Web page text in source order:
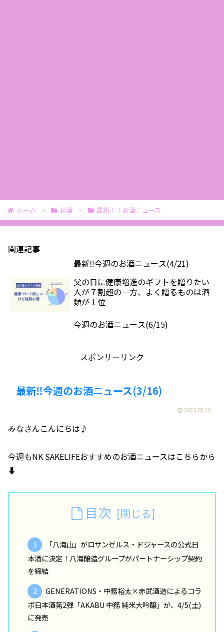
ホーム お酒 最新！！お酒ニュース
関連記事
最新‼️今週のお酒ニュース(4/21)
父の日に健康増進のギフトを贈りたい
人が７割超の一方、よく贈るものは酒
類が１位
今週のお酒ニュース(6/15)
スポンサーリンク
最新‼️今週のお酒ニュース(3/16)
2025.03.23
みなさんこんにちは♪
今週もNK SAKELIFEおすすめのお酒ニュースはこちらから
⬇️
目次
「八海山」がロサンゼルス・ドジャースの公式日
本酒に決定！八海醸造グループがパートナーシップ契約
を締結
GENERATIONS・中務裕太×赤武酒造によるコラ
ボ日本酒第2弾「AKABU 中務 純米大吟醸」が、4/5(土)
に発売